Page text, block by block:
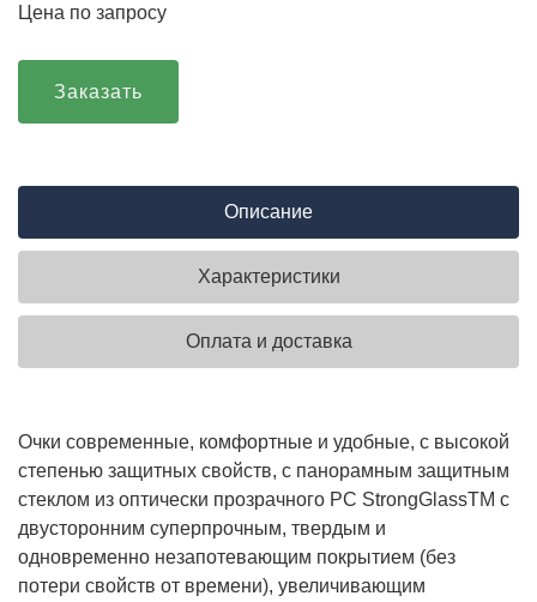
Цена по запросу
Заказать
Описание
Характеристики
Оплата и доставка
Очки современные, комфортные и удобные, с высокой
степенью защитных свойств, с панорамным защитным
стеклом из оптически прозрачного РС StrongGlassTM с
двусторонним суперпрочным, твердым и
одновременно незапотевающим покрытием (без
потери свойств от времени), увеличивающим